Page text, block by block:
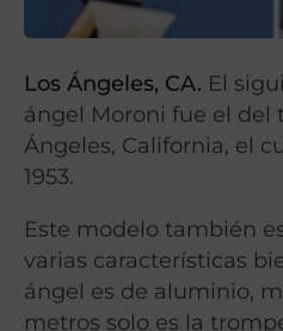
Los Ángeles, CA. El
ángel Moroni fue el del
Ángeles, California, el
1953.
Este modelo también
varias características
ángel es de aluminio,
metros solo es la